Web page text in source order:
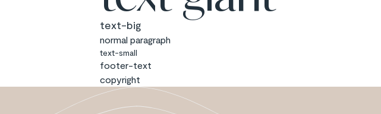
text-big
normal paragraph
text-small
footer-text
copyright